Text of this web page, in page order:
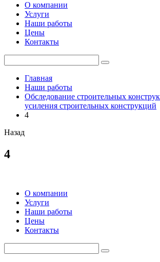
О компании
Услуги
Наши работы
Цены
Контакты
Главная
Наши работы
Обследование строительных
усиления строительных конструкций
4
Назад
4
О компании
Услуги
Наши работы
Цены
Контакты